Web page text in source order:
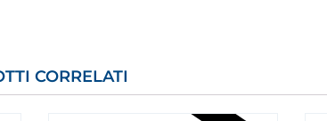
CORRELATI